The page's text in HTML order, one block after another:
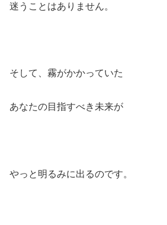
迷うことはありません。
そして、霧がかかっていた
あなたの目指すべき未来が
やっと明るみに出るのです。